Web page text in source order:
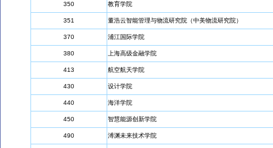
350 教育学院
351 董浩云智能管理与物流研究院（中美物流研究院）
370 浦江国际学院
380 上海高级金融学院
413 航空航天学院
430 设计学院
440 海洋学院
450 智慧能源创新学院
490 溥渊未来技术学院